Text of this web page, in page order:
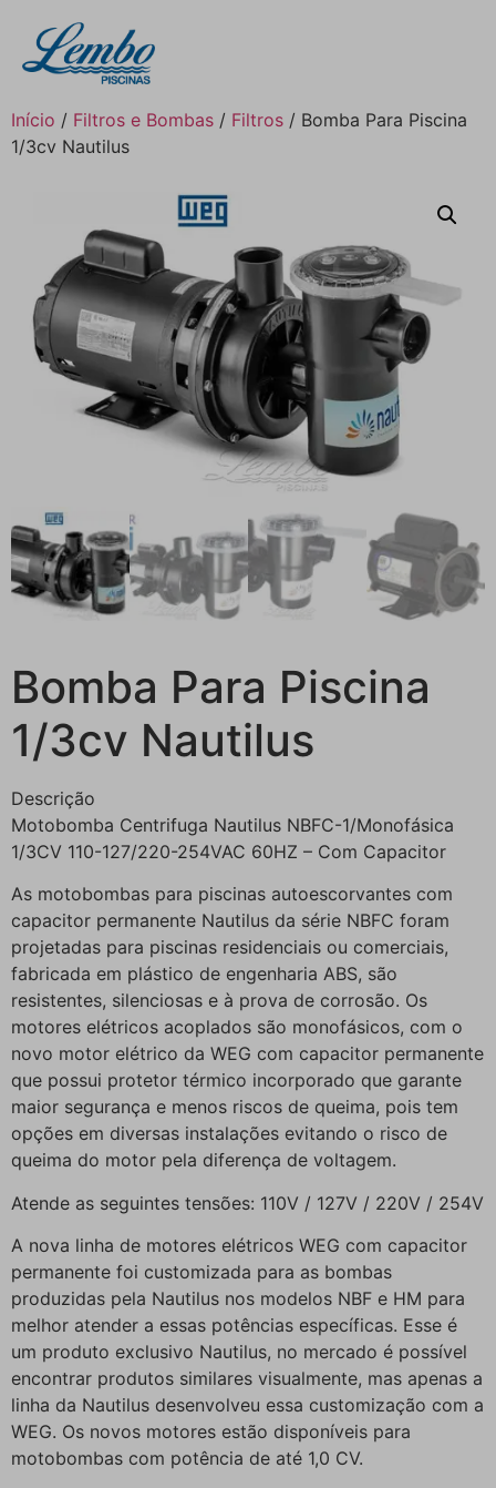
Início / Filtros e Bombas / Filtros / Bomba Para Piscina
1/3cv Nautilus
Bomba Para Piscina
1/3cv Nautilus
Descrição
Motobomba Centrifuga Nautilus NBFC-1/Monofásica
1/3CV 110-127/220-254VAC 60HZ – Com Capacitor
As motobombas para piscinas autoescorvantes com
capacitor permanente Nautilus da série NBFC foram
projetadas para piscinas residenciais ou comerciais,
fabricada em plástico de engenharia ABS, são
resistentes, silenciosas e à prova de corrosão. Os
motores elétricos acoplados são monofásicos, com o
novo motor elétrico da WEG com capacitor permanente
que possui protetor térmico incorporado que garante
maior segurança e menos riscos de queima, pois tem
opções em diversas instalações evitando o risco de
queima do motor pela diferença de voltagem.
Atende as seguintes tensões: 110V / 127V / 220V / 254V
A nova linha de motores elétricos WEG com capacitor
permanente foi customizada para as bombas
produzidas pela Nautilus nos modelos NBF e HM para
melhor atender a essas potências específicas. Esse é
um produto exclusivo Nautilus, no mercado é possível
encontrar produtos similares visualmente, mas apenas a
linha da Nautilus desenvolveu essa customização com a
WEG. Os novos motores estão disponíveis para
motobombas com potência de até 1,0 CV.